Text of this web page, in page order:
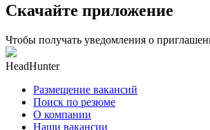
Скачайте приложение
Чтобы получать уведомления о
HeadHunter
Размещение вакансий
Поиск по резюме
О компании
Наши вакансии